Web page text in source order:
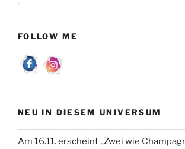
o
k
FOLLOW ME
NEU IN DIESEM UNIVERSUM
Am 16.11. erscheint „Zwei wie